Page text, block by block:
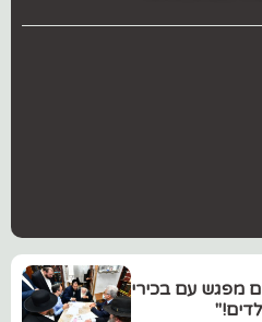
מפגש עם בכירי